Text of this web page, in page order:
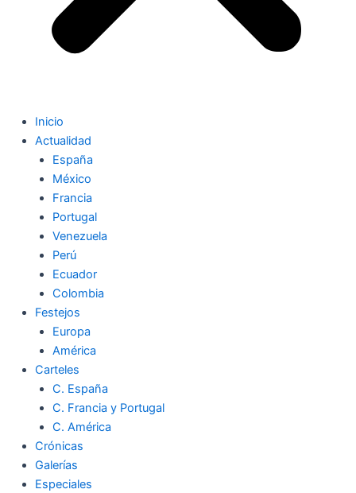
Inicio
Actualidad
España
México
Francia
Portugal
Venezuela
Perú
Ecuador
Colombia
Festejos
Europa
América
Carteles
C. España
C. Francia y Portugal
C. América
Crónicas
Galerías
Especiales